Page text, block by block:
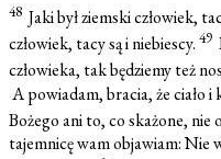
48 Jaki był ziemski człowiek,
człowiek, tacy są i niebiescy. 49
człowieka, tak będziemy też
A powiadam, bracia, że ciało
Bożego ani to, co skażone, nie
tajemnicę wam objawiam: Nie